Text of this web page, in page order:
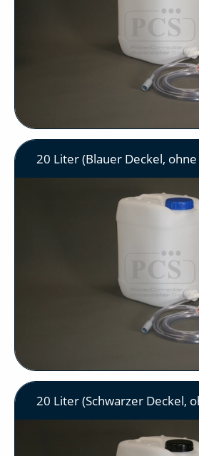
20 Liter (Blauer Deckel,
20 Liter (Schwarzer Deckel,